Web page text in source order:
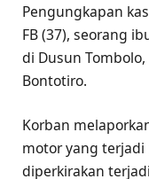
Pengungkapan
FB (37), seorang
di Dusun
Bontotiro.
Korban
motor yang terjadi
diperkirakan